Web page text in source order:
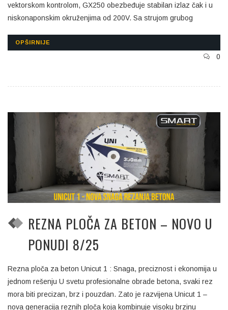
vektorskom kontrolom, GX250 obezbeđuje stabilan izlaz čak i u
niskonaponskim okruženjima od 200V. Sa strujom grubog
OPŠIRNIJE
0
REZNA PLOČA ZA BETON – NOVO U
PONUDI 8/25
Rezna ploča za beton Unicut 1 : Snaga, preciznost i ekonomija u
jednom rešenju U svetu profesionalne obrade betona, svaki rez
mora biti precizan, brz i pouzdan. Zato je razvijena Unicut 1 –
nova generacija reznih ploča koja kombinuje visoku brzinu